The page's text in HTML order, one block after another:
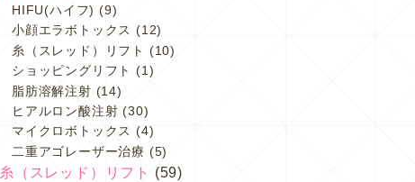
HIFU(ハイフ) (9)
小顔エラボトックス (12)
糸（スレッド）リフト
(10)
ショッピングリフト
(1)
脂肪溶解注射 (14)
ヒアルロン酸注射 (30)
マイクロボトックス (4)
二重アゴレーザー治療 (5)
糸（スレッド）リフト
(59)